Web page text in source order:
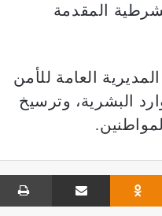
المقدمة
العامة للأمن
البشرية، وترسيخ
Odnoklassniki
Share via Email